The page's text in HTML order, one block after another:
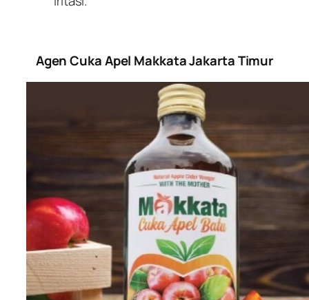
Agen Cuka Apel Makkata Jakarta Timur